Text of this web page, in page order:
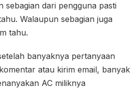
sebagian dari pengguna pasti
Walaupun sebagian juga
tahu.
banyaknya pertanyaan
atau kirim email, banyak
AC miliknya